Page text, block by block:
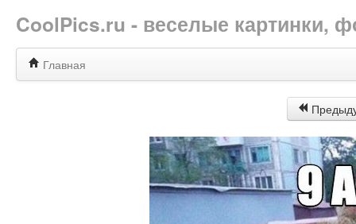
CoolPics.ru - веселые картинки,
Главная